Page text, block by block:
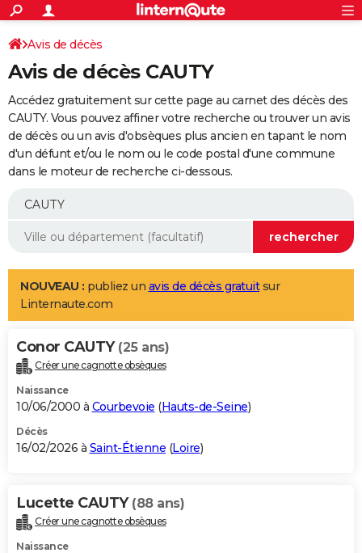
ACTUALITÉS
Politique
Société
Faits Divers
Education
Monde
Villes
+
SPORT
Coupe du monde 2026
Football
Tennis
Cyclisme
Rugby
Forum
Programme TV
TNT
Streaming
Cinéma
Sorties cinéma
Musique
+
FINANCE
Retraite
Impôts
Epargne
Immobilier
Risques naturels par ville
Banque
Assurance
Crédit
AUTO
Essais
Réserver un essai
Citadines
Berlines
SUV
Forum auto
+
Mobiles
Meilleur smartphone
Internet
Ordinateurs
Jeux vidéo
Guide high-tech
Aménagement intérieur
LIFESTYLE
Art de vivre
Bien-être
Loisirs
Mode
Modes de vie
Alimentation
Guide de la santé
Maladies
Médicaments
Sommeil
VOYAGE
Destinations
City break
Voyage nature
Voyage de noces
Forum
Climat
+PHOTO
GUIDES D'ACHAT
BONS PLANS
Carte de Noël
Carte Bonne année
Carte Saint-Valentin
Carte Pâques
Carte d'anniversaire
DICTIONNAIRE
Dictionnaire
Biographies
Citations
Expressions
Proverbes
PROGRAMME TV
Avis de décès
Avis de décès CAUTY
Accédez gratuitement sur cette page au carnet des décès des
CAUTY. Vous pouvez affiner votre recherche ou trouver un avis
de décès ou un avis d'obsèques plus ancien en tapant le nom
d'un défunt et/ou le nom ou le code postal d'une commune
dans le moteur de recherche ci-dessous.
NOUVEAU : publiez un avis de décès gratuitsur
Linternaute.com
Conor CAUTY (25 ans)
Créer une cagnotte obsèques
Naissance
10/06/2000 à Courbevoie (Hauts-de-Seine)
Décès
16/02/2026 à Saint-Étienne (Loire)
Lucette CAUTY (88 ans)
Créer une cagnotte obsèques
Naissance